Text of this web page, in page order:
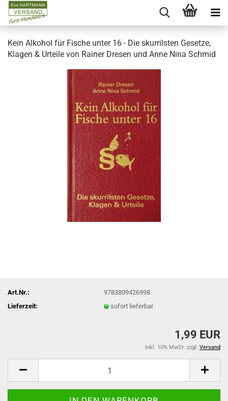
Kein Alkohol für Fische unter 16 - Die skurrilsten Gesetze,
Klagen & Urteile von Rainer Dresen und Anne Nina Schmid
Art.Nr.:
9783809426998
Lieferzeit:
sofort lieferbar
1,99 EUR
inkl. 10% MwSt. zzgl. Versand